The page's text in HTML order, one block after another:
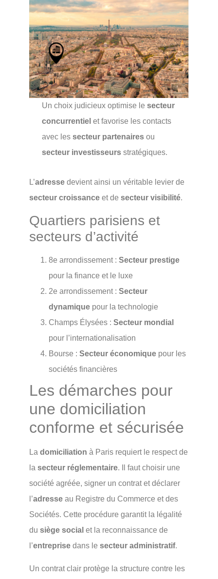
Un choix judicieux optimise lesecteur
concurrentiel et favorise les contacts
avec lessecteur partenaires ou
secteur investisseurs stratégiques.
L’adresse devient ainsi un véritable levier de
secteur croissance et de secteur visibilité.
Quartiers parisiens et
secteurs d’activité
8e arrondissement : Secteur prestige
pour la finance et le luxe
2e arrondissement : Secteur
dynamique pour la technologie
Champs Élysées : Secteur mondial
pour l’internationalisation
Bourse : Secteur économique pour les
sociétés financières
Les démarches pour
une domiciliation
conforme et sécurisée
La domiciliation à Paris requiert le respect de
la secteur réglementaire. Il faut choisir une
société agréée, signer un contrat et déclarer
l’adresse au Registre du Commerce et des
Sociétés. Cette procédure garantit la légalité
du siège social et la reconnaissance de
l’entreprise dans le secteur administratif.
Un contrat clair protège la structure contre les